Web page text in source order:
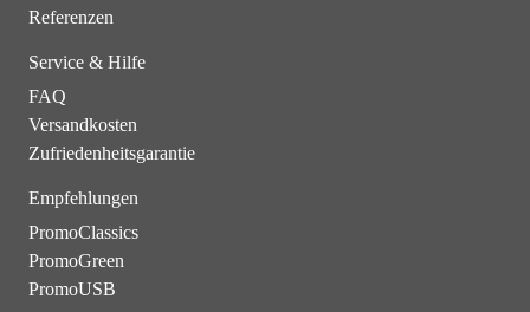
Referenzen
Service & Hilfe
FAQ
Versandkosten
Zufriedenheitsgarantie
Empfehlungen
PromoClassics
PromoGreen
PromoUSB